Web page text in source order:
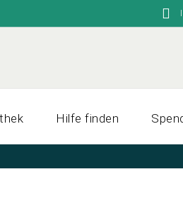
Hilfe finden